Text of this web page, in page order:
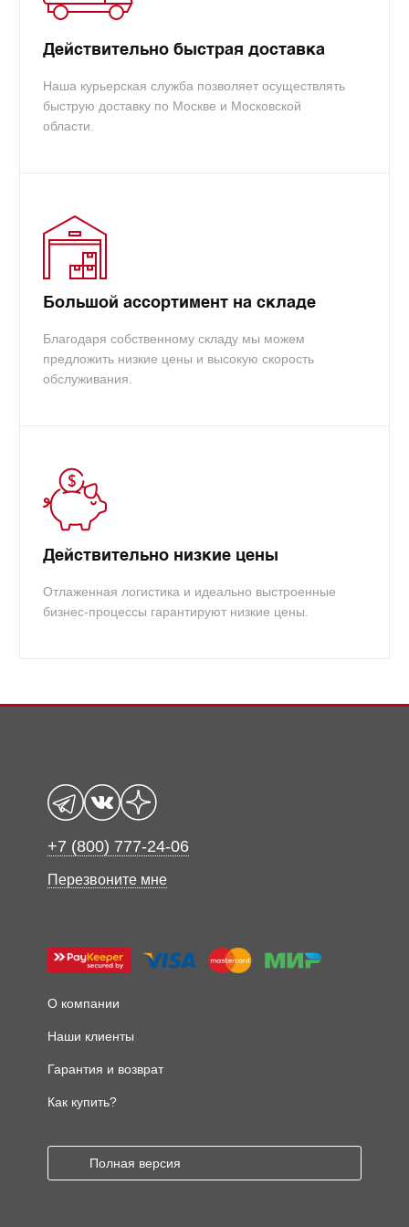
Действительно быстрая доставка
Наша курьерская служба позволяет осуществлять
быструю доставку по Москве и Московской
области.
Большой ассортимент на складе
Благодаря собственному складу мы можем
предложить низкие цены и высокую скорость
обслуживания.
Действительно низкие цены
Отлаженная логистика и идеально выстроенные
бизнес-процессы гарантируют низкие цены.
+7 (800) 777-24-06
Перезвоните мне
О компании
Наши клиенты
Гарантия и возврат
Как купить?
Полная версия